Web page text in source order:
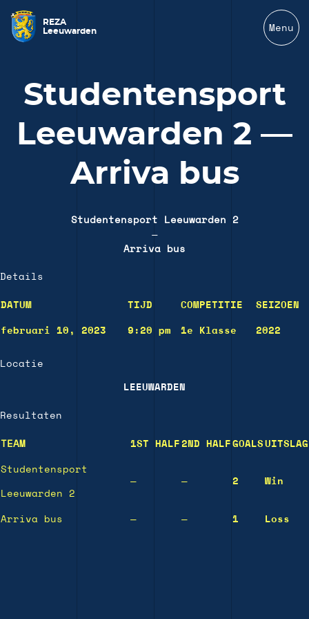
REZA
Leeuwarden
Menu
Studentensport
Leeuwarden 2 —
Arriva bus
Studentensport Leeuwarden 2
—
Arriva bus
Details
DATUM TIJD COMPETITIE SEIZOEN
februari 10, 2023 9:20 pm 1e Klasse 2022
Locatie
LEEUWARDEN
Resultaten
TEAM 1ST HALF 2ND HALF GOALS UITSLAG
Studentensport
Leeuwarden 2
— — 2 Win
Arriva bus — — 1 Loss